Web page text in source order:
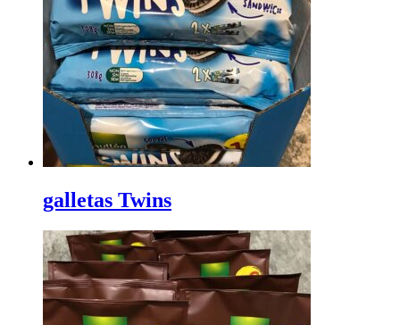
galletas Twins